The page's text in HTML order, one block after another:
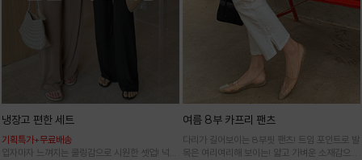
냉장고 편한 세트
기획특가+무료배송
입자마자 느껴지는 쿨링감으로 시원한 셋업! 넉넉
여름 8부 카프리 팬츠
다리가 길어보이는 8부핏 팬츠! 트임 포인트로 발
목은 여리여리해 보이는! 얇고 가벼운 소재감으로